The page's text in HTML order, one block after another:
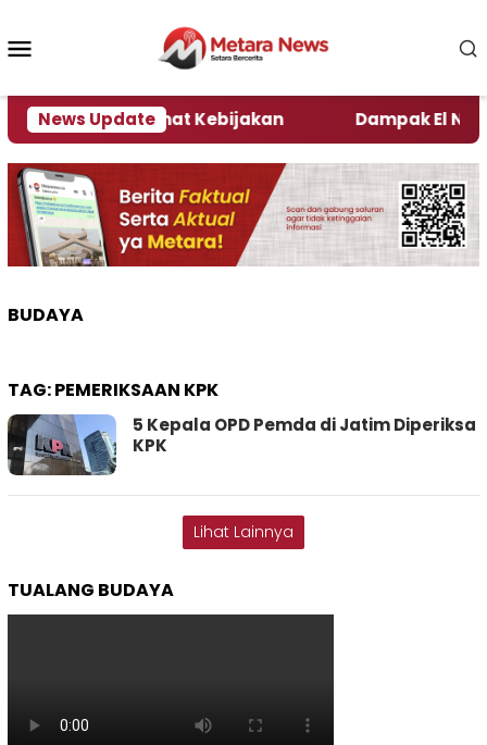
konten
News Update
Kata Pengamat Kebijakan Dampak El Nino,
BUDAYA
TAG:PEMERIKSAAN KPK
5 Kepala OPD Pemda di Jatim Diperiksa
KPK
Lihat Lainnya
TUALANG BUDAYA